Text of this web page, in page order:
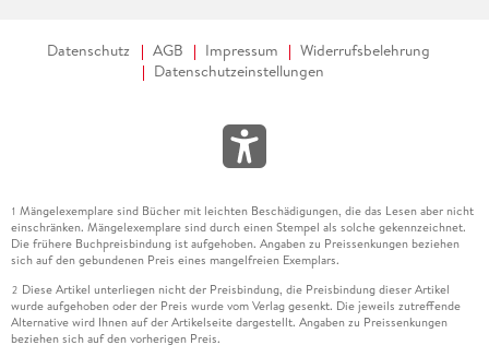
Datenschutz AGB Impressum
Widerrufsbelehrung
Datenschutzeinstellungen
1 Mängelexemplare sind Bücher mit leichten Beschädigungen, die das Lesen aber nicht
einschränken. Mängelexemplare sind durch einen Stempel als solche gekennzeichnet.
Die frühere Buchpreisbindung ist aufgehoben. Angaben zu Preissenkungen beziehen
sich auf den gebundenen Preis eines mangelfreien Exemplars.
2 Diese Artikel unterliegen nicht der Preisbindung, die Preisbindung dieser Artikel
wurde aufgehoben oder der Preis wurde vom Verlag gesenkt. Die jeweils zutreffende
Alternative wird Ihnen auf der Artikelseite dargestellt. Angaben zu Preissenkungen
beziehen sich auf den vorherigen Preis.